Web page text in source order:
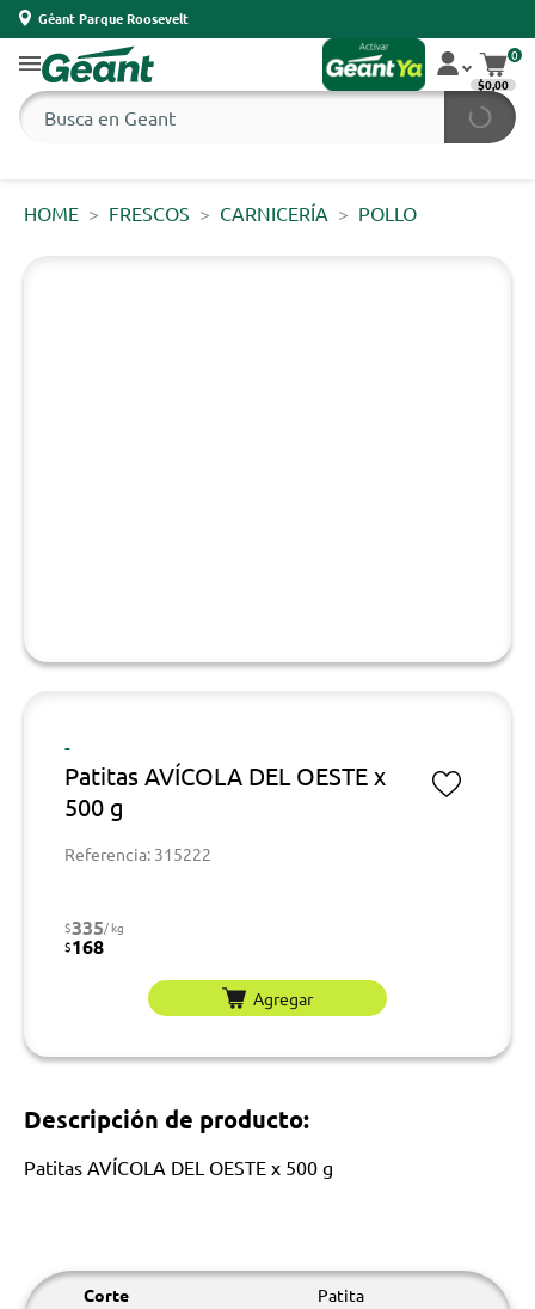
Géant Parque Roosevelt
0
$0,00
HOME FRESCOS CARNICERÍA POLLO
-
Patitas AVÍCOLA DEL OESTE x
500 g
Referencia: 315222
$335/ kg
$168
Agregar
Descripción de producto:
Patitas AVÍCOLA DEL OESTE x 500 g
Corte Patita